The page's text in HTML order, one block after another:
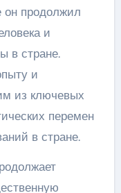
он продолжил
и
в стране.
и
из ключевых
перемен
в стране.